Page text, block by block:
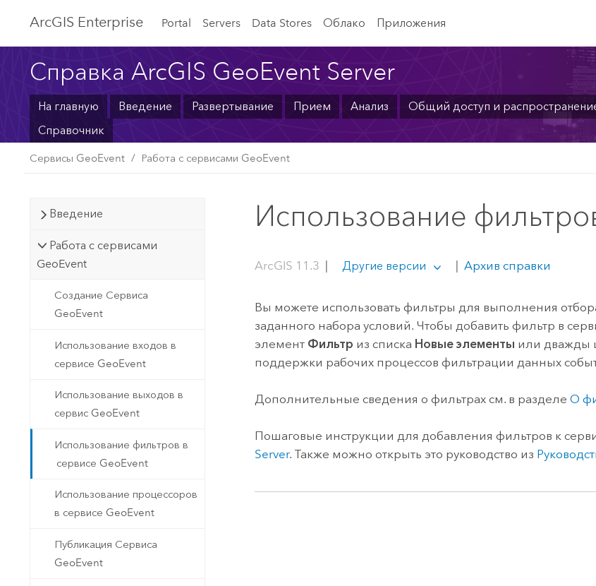
ArcGIS Enterprise Portal Servers Data Stores Облако Приложения
Справка ArcGIS GeoEvent Server
На главную Введение Развертывание Прием Анализ Общий доступ и
Справочник
Сервисы GeoEvent Работа с сервисами GeoEvent
Введение
Работа с сервисами
GeoEvent
Создание Сервиса
GeoEvent
Использование входов в
сервисе GeoEvent
Использование выходов в
сервис GeoEvent
Использование фильтров в
сервисе GeoEvent
Использование процессоров
в сервисе GeoEvent
Публикация Сервиса
GeoEvent
Использование
ArcGIS 11.3 | Другие версии | Архив справки
Вы можете использовать фильтры для выполнения
заданного набора условий. Чтобы добавить фильтр в
элемент Фильтр из списка Новые элементы или дважды
поддержки рабочих процессов фильтрации данных
Дополнительные сведения о фильтрах см. в разделеО
Пошаговые инструкции для добавления фильтров к
Server. Также можно открыть это руководство из